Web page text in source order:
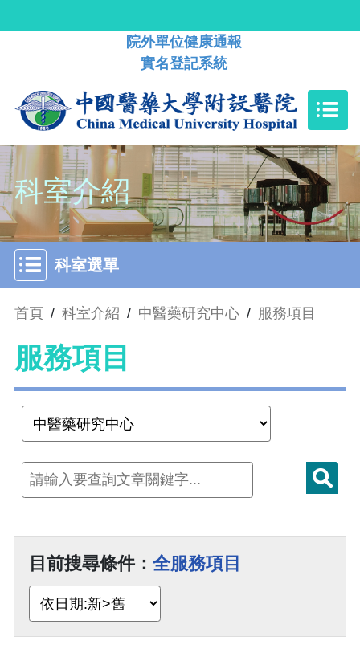
院外單位健康通報
實名登記系統
科室介紹
科室選單
首頁 / 科室介紹 / 中醫藥研究中心 / 服務項目
服務項目
目前搜尋條件： 全服務項目